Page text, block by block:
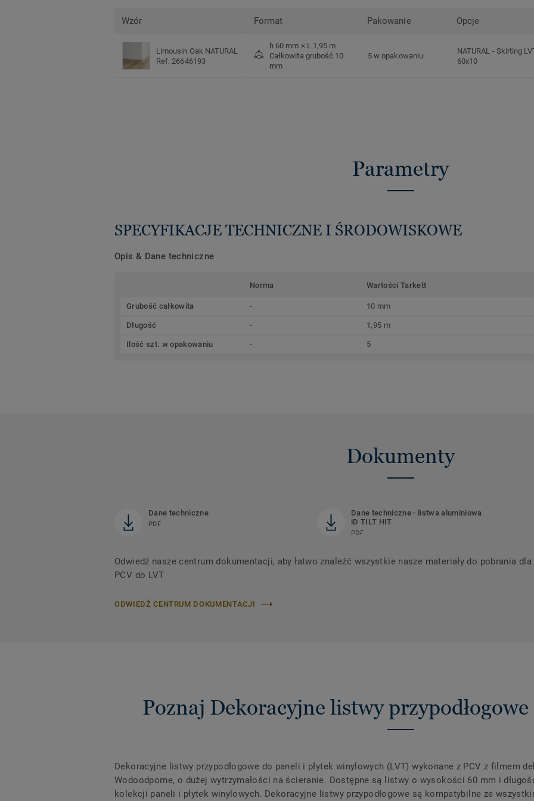
Wzór Format Pakowanie Opcje
Limousin Oak NATURAL
Ref. 26646193
h 60 mm × L 1,95 m
Całkowita grubość 10
mm
5 w opakowaniu
NATURAL - Skirting
60x10
Parametry
SPECYFIKACJE TECHNICZNE I ŚRODOWISKOWE
Opis & Dane techniczne
Norma Wartości Tarkett
Grubość całkowita - 10 mm
Długość - 1,95 m
Ilość szt. w opakowaniu - 5
Dokumenty
Dane techniczne
PDF
Dane techniczne - listwa aluminiowa
iD TILT HIT
PDF
Odwiedź nasze centrum dokumentacji, aby łatwo znaleźć wszystkie nasze materiały do ​​pobrania
PCV do LVT
ODWIEDŹ CENTRUM DOKUMENTACJI
Poznaj Dekoracyjne listwy przypodłogowe
Dekoracyjne listwy przypodłogowe do paneli i płytek winylowych (LVT) wykonane z PCV z filmem
Wodoodporne, o dużej wytrzymałości na ścieranie. Dostępne są listwy o wysokości 60 mm i
kolekcji paneli i płytek winylowych. Dekoracyjne listwy przypodłogowe są kompatybilne ze